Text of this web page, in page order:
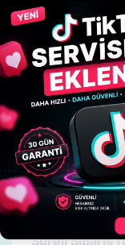
Otomatik
Otomatik
Otomatik
Süreli Sipariş